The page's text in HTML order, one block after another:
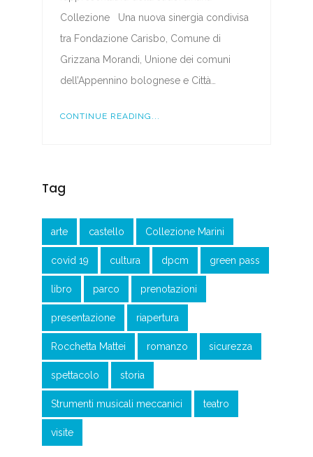
Collezione Una nuova sinergia condivisa
tra Fondazione Carisbo, Comune di
Grizzana Morandi, Unione dei comuni
dell’Appennino bolognese e Città…
CONTINUE READING...
Tag
arte castello Collezione Marini
covid 19 cultura dpcm green pass
libro parco prenotazioni
presentazione riapertura
Rocchetta Mattei romanzo sicurezza
spettacolo storia
Strumenti musicali meccanici teatro
visite